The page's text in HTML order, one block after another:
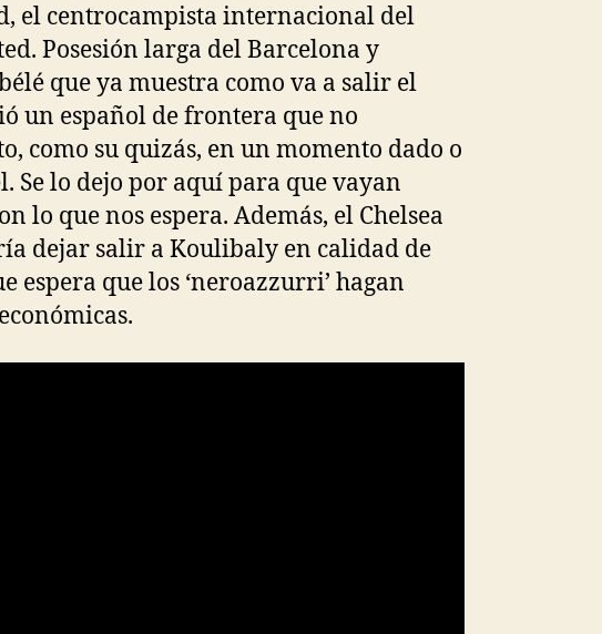
el centrocampista internacional del
Posesión larga del Barcelona y
que ya muestra como va a salir el
un español de frontera que no
como su quizás, en un momento dado o
Se lo dejo por aquí para que vayan
lo que nos espera. Además, el Chelsea
dejar salir a Koulibaly en calidad de
espera que los ‘neroazzurri’ hagan